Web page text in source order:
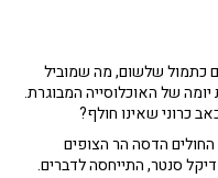
כתמול שלשום, מה שמוביל
של האוכלוסייה המבוגרת.
כרוני שאינו חולף?
הדסה הר הצופים
סנטר, התייחסה לדברים.